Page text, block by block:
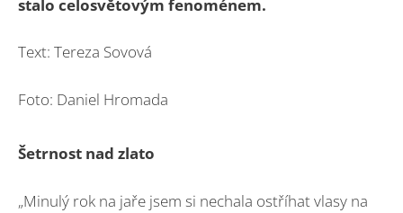
stalo celosvětovým fenoménem.
Text: Tereza Sovová
Foto: Daniel Hromada
Šetrnost nad zlato
„Minulý rok na jaře jsem si nechala ostříhat vlasy na